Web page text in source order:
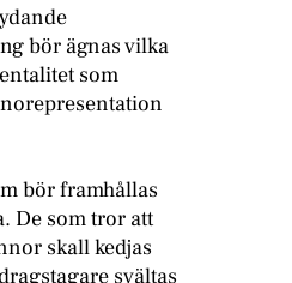
bör ägnas vilka
som
bör framhållas
De som tror att
skall kedjas
svältas